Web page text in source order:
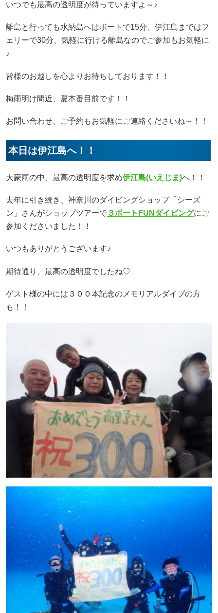
いつでも最高の透明度が待っていますよ～♪
離島と行っても水納島へはボートで15分、伊江島まではフ
ェリーで30分、気軽に行ける離島なのでご参加もお気軽に
♪
皆様のお越しを心よりお待ちしております！！
梅雨明け間近、夏本番目前です！！
お問い合わせ、ご予約もお気軽にご連絡くださいね～！！
本日は伊江島へ！！
大豪雨の中、最高の透明度を求め伊江島(いえじま)へ！！
去年に引き続き、神奈川のダイビングショップ「シーズ
ン」さんがショップツアーで ３ボートFUNダイビングにご
参加くださいました！！
いつもありがとうございます♪
期待通り、最高の透明度でしたね♡
ゲスト様の中には３００本記念のメモリアルダイブの方
も！！